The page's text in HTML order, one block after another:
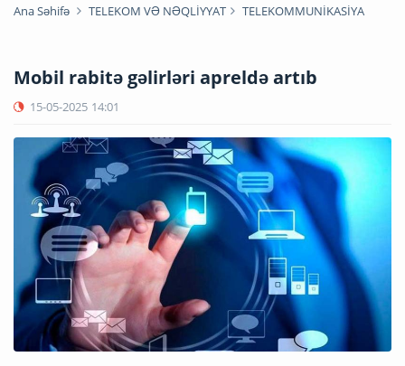
Ana Səhifə TELEKOM VƏ NƏQLİYYAT TELEKOMMUNİKASİYA
Mobil rabitə gəlirləri apreldə artıb
15-05-2025 14:01